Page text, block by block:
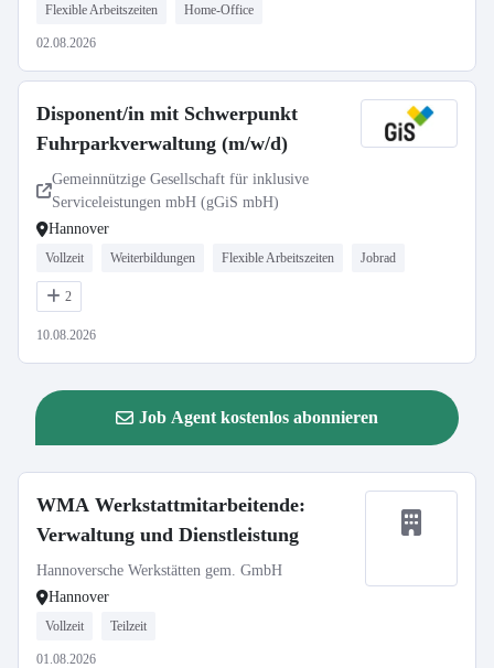
Flexible Arbeitszeiten Home-Office
02.08.2026
Disponent/in mit Schwerpunkt
Fuhrparkverwaltung (m/w/d)
Gemeinnützige Gesellschaft für inklusive
Serviceleistungen mbH (gGiS mbH)
Hannover
Vollzeit Weiterbildungen Flexible Arbeitszeiten Jobrad
2
10.08.2026
Job Agent kostenlos abonnieren
WMA Werkstattmitarbeitende:
Verwaltung und Dienstleistung
Hannoversche Werkstätten gem. GmbH
Hannover
Vollzeit Teilzeit
01.08.2026